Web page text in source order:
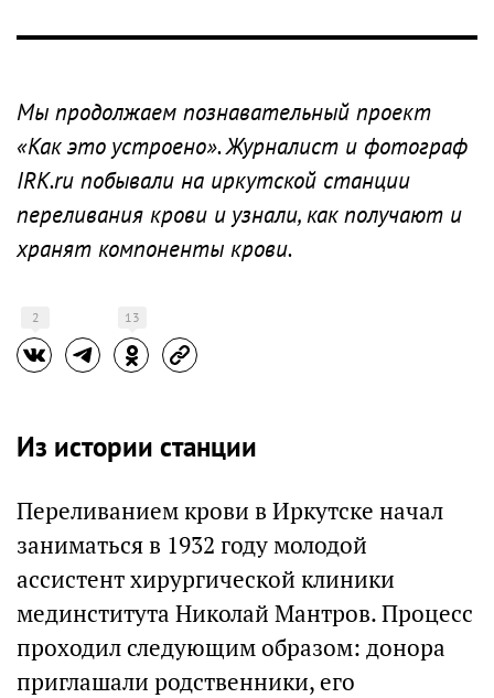
Мы продолжаем познавательный проект
«Как это устроено». Журналист и фотограф
IRK.ru побывали на иркутской станции
переливания крови и узнали, как получают и
хранят компоненты крови.
2 13
Из истории станции
Переливанием крови в Иркутске начал
заниматься в 1932 году молодой
ассистент хирургической клиники
мединститута Николай Мантров. Процесс
проходил следующим образом: донора
приглашали родственники, его